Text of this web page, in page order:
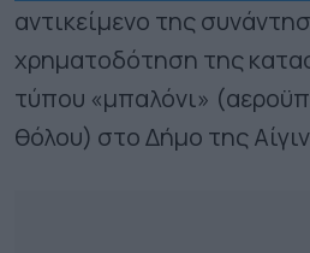
αντικείμενο της
χρηματοδότηση της
τύπου «μπαλόνι»
θόλου) στο Δήμο της